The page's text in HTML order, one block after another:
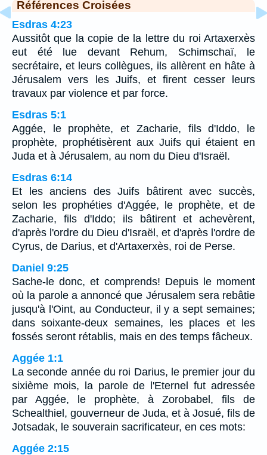
Références Croisées
Esdras 4:23
Aussitôt que la copie de la lettre du roi Artaxerxès
eut été lue devant Rehum, Schimschaï, le
secrétaire, et leurs collègues, ils allèrent en hâte à
Jérusalem vers les Juifs, et firent cesser leurs
travaux par violence et par force.
Esdras 5:1
Aggée, le prophète, et Zacharie, fils d'Iddo, le
prophète, prophétisèrent aux Juifs qui étaient en
Juda et à Jérusalem, au nom du Dieu d'Israël.
Esdras 6:14
Et les anciens des Juifs bâtirent avec succès,
selon les prophéties d'Aggée, le prophète, et de
Zacharie, fils d'Iddo; ils bâtirent et achevèrent,
d'après l'ordre du Dieu d'Israël, et d'après l'ordre de
Cyrus, de Darius, et d'Artaxerxès, roi de Perse.
Daniel 9:25
Sache-le donc, et comprends! Depuis le moment
où la parole a annoncé que Jérusalem sera rebâtie
jusqu'à l'Oint, au Conducteur, il y a sept semaines;
dans soixante-deux semaines, les places et les
fossés seront rétablis, mais en des temps fâcheux.
Aggée 1:1
La seconde année du roi Darius, le premier jour du
sixième mois, la parole de l'Eternel fut adressée
par Aggée, le prophète, à Zorobabel, fils de
Schealthiel, gouverneur de Juda, et à Josué, fils de
Jotsadak, le souverain sacrificateur, en ces mots:
Aggée 2:15